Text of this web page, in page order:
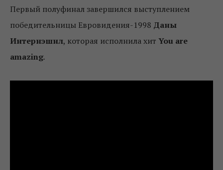
Первый полуфинал завершился выступлением
победительницы Евровидения-1998 Даны
Интернэшнл, которая исполнила хит You are
amazing.